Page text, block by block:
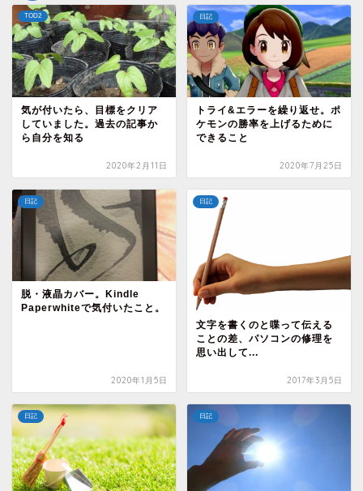
TOD2
気が付いたら、目標をクリア
していました。過去の記事か
ら自分を知る
2020年2月11日
日記
トライ&エラーを繰り返せ。ポ
ケモンの勝率を上げるために
できること
2020年7月25日
日記
脱・液晶カバー。Kindle
Paperwhiteで気付いたこと。
2020年1月5日
日記
文字を書くのと喋って伝える
ことの差、パソコンの修理を
思い出して...
2017年3月5日
日記 日記